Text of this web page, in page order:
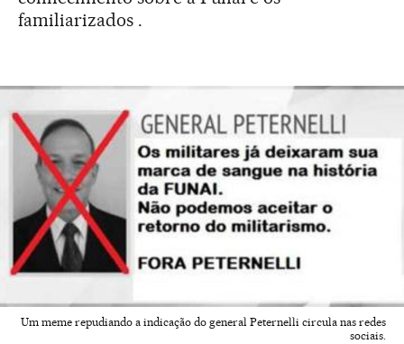
familiarizados .
Um meme repudiando a indicação do general Peternelli circula nas redes
sociais.